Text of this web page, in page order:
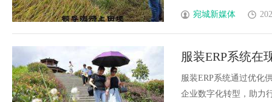
宛城新媒体
服装ERP系统在
服装ERP系统通过优化
企业数字化转型，助力